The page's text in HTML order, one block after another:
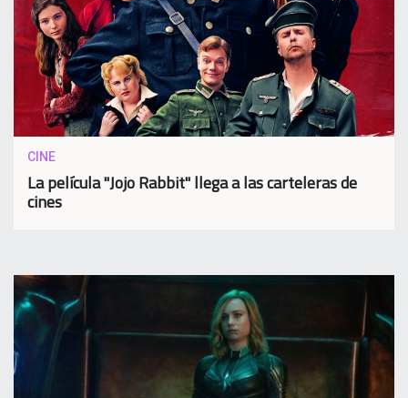
CINE
La película "Jojo Rabbit" llega a las carteleras de
cines